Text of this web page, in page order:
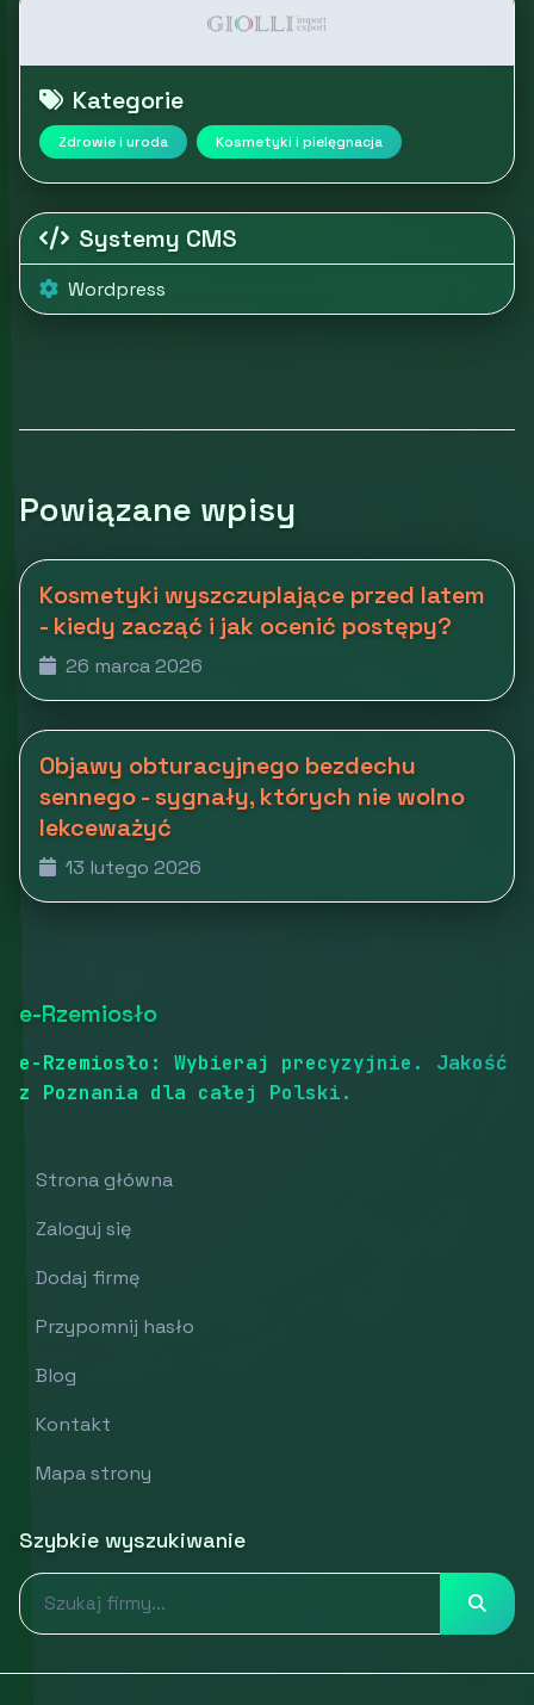
Kategorie
Zdrowie i uroda Kosmetyki i pielęgnacja
Systemy CMS
Wordpress
Powiązane wpisy
Kosmetyki wyszczuplające przed latem
- kiedy zacząć i jak ocenić postępy?
26 marca 2026
Objawy obturacyjnego bezdechu
sennego - sygnały, których nie wolno
lekceważyć
13 lutego 2026
e-Rzemiosło
e-Rzemiosło: Wybieraj precyzyjnie. Jakość
z Poznania dla całej Polski.
Strona główna
Zaloguj się
Dodaj firmę
Przypomnij hasło
Blog
Kontakt
Mapa strony
Szybkie wyszukiwanie